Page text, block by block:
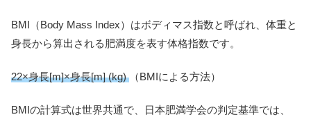
BMI（Body Mass Index）はボディマス指数と呼ばれ、体重と
身長から算出される肥満度を表す体格指数です。
22×身長[m]×身長[m] (kg) （BMIによる方法）
BMIの計算式は世界共通で、日本肥満学会の判定基準では、